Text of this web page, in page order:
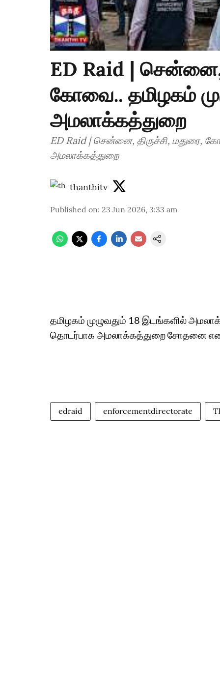
ED Raid | சென்னை,
கோவை.. தமிழகம்
அமலாக்கத்துறை
ED Raid | சென்னை, திருச்சி, மதுரை,
அமலாக்கத்துறை
thanthitv
Published on: 23 Jun 2026, 3:33 am
தமிழகம் முழுவதும் 18 இடங்களில்
தொடர்பாக அமலாக்கத்துறை சோதனை
edraid enforcementdirectorate